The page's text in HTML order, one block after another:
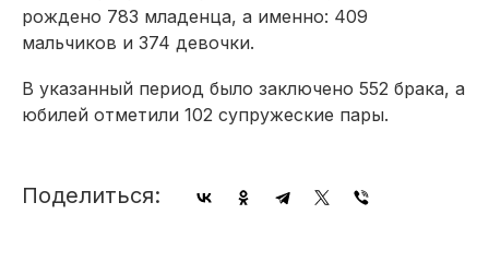
рождено 783 младенца, а именно: 409
мальчиков и 374 девочки.
В указанный период было заключено 552 брака, а
юбилей отметили 102 супружеские пары.
Поделиться: